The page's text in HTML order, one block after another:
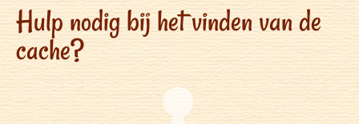
Hulp nodig bij het vinden van de
cache?